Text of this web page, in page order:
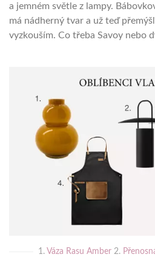
a jemném světle z lampy.
má nádherný tvar a už teď
vyzkouším. Co třeba Savoy nebo
1. Váza Rasu Amber 2.